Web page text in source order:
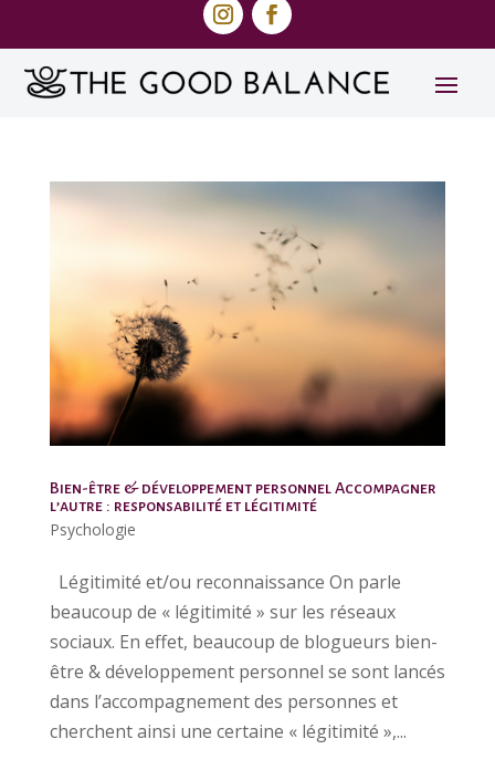
Bien-être & développement personnel Accompagner
l’autre : responsabilité et légitimité
Psychologie
Légitimité et/ou reconnaissance On parle
beaucoup de « légitimité » sur les réseaux
sociaux. En effet, beaucoup de blogueurs bien-
être & développement personnel se sont lancés
dans l’accompagnement des personnes et
cherchent ainsi une certaine « légitimité »,...